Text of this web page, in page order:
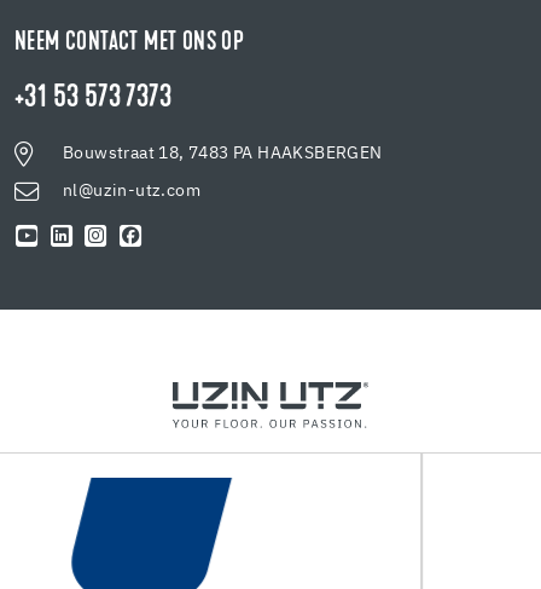
NEEM CONTACT MET ONS OP
+31 53 573 7373
Bouwstraat 18, 7483 PA HAAKSBERGEN
nl@uzin-utz.com